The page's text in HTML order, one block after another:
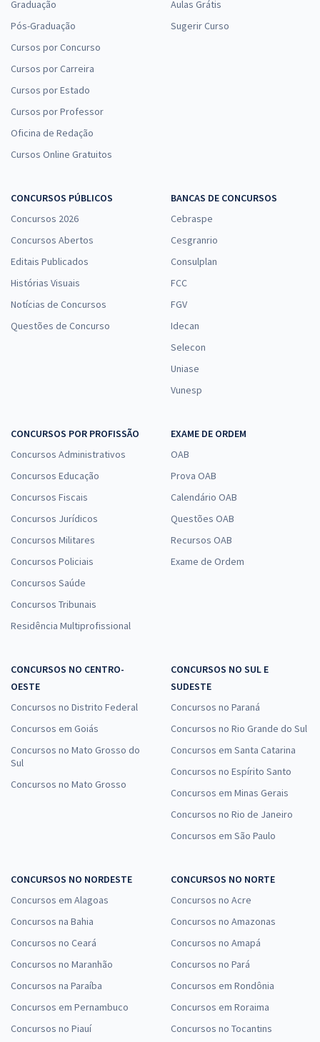
Graduação
Pós-Graduação
Cursos por Concurso
Cursos por Carreira
Cursos por Estado
Cursos por Professor
Oficina de Redação
Cursos Online Gratuitos
Aulas Grátis
Sugerir Curso
CONCURSOS PÚBLICOS
Concursos 2026
Concursos Abertos
Editais Publicados
Histórias Visuais
Notícias de Concursos
Questões de Concurso
BANCAS DE CONCURSOS
Cebraspe
Cesgranrio
Consulplan
FCC
FGV
Idecan
Selecon
Uniase
Vunesp
CONCURSOS POR PROFISSÃO
Concursos Administrativos
Concursos Educação
Concursos Fiscais
Concursos Jurídicos
Concursos Militares
Concursos Policiais
Concursos Saúde
Concursos Tribunais
Residência Multiprofissional
EXAME DE ORDEM
OAB
Prova OAB
Calendário OAB
Questões OAB
Recursos OAB
Exame de Ordem
CONCURSOS NO CENTRO-
OESTE
Concursos no Distrito Federal
Concursos em Goiás
Concursos no Mato Grosso do
Sul
Concursos no Mato Grosso
CONCURSOS NO SUL E
SUDESTE
Concursos no Paraná
Concursos no Rio Grande do Sul
Concursos em Santa Catarina
Concursos no Espírito Santo
Concursos em Minas Gerais
Concursos no Rio de Janeiro
Concursos em São Paulo
CONCURSOS NO NORDESTE
Concursos em Alagoas
Concursos na Bahia
Concursos no Ceará
Concursos no Maranhão
Concursos na Paraíba
Concursos em Pernambuco
Concursos no Piauí
CONCURSOS NO NORTE
Concursos no Acre
Concursos no Amazonas
Concursos no Amapá
Concursos no Pará
Concursos em Rondônia
Concursos em Roraima
Concursos no Tocantins